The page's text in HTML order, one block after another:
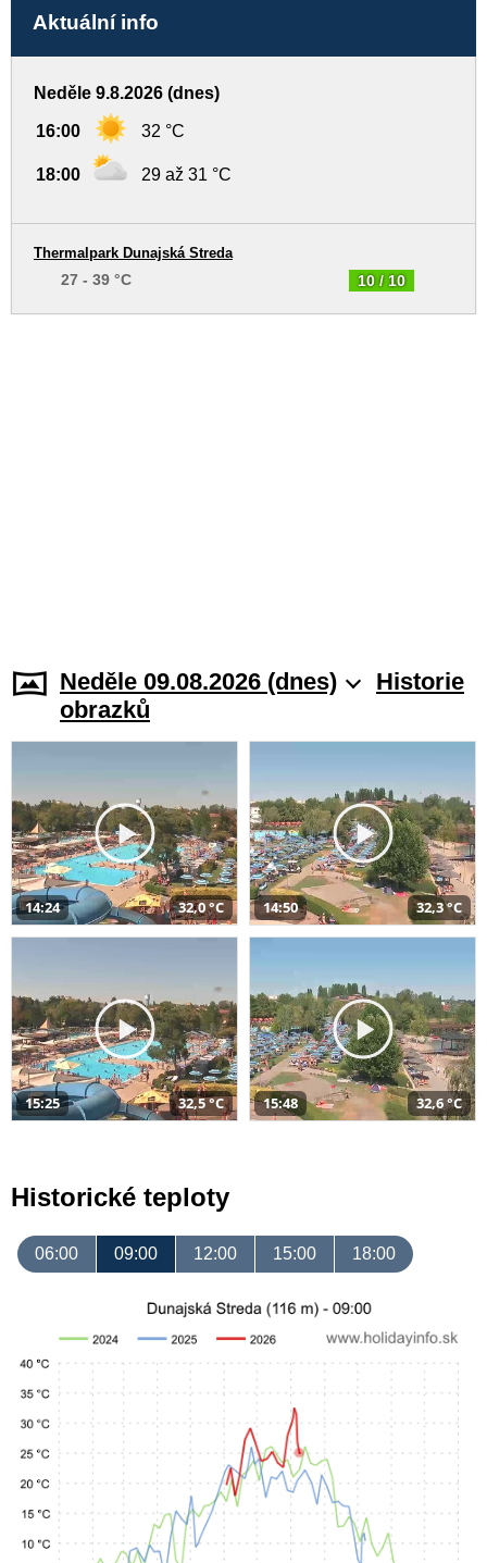
Aktuální info
Neděle 9.8.2026 (dnes)
16:00 32 °C
18:00 29 až 31 °C
10 / 10
Thermalpark Dunajská Streda
27 - 39 °C
Neděle 09.08.2026 (dnes)
Historie
obrazků
14:24 32,0 °C 14:50 32,3 °C
15:25 32,5 °C 15:48 32,6 °C
Historické teploty
06:00 09:00 12:00 15:00 18:00